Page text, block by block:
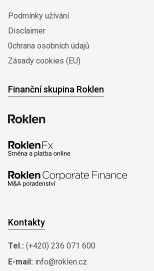
Podmínky užívání
Disclaimer
0chrana osobních údajů
Zásady cookies (EU)
Finanční skupina Roklen
Kontakty
Tel.: (+420) 236 071 600
E-mail: info@roklen.cz